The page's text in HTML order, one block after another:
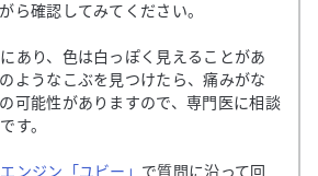
ら確認してみてください。
あり、色は白っぽく見えることがあ
ようなこぶを見つけたら、痛みがな
可能性がありますので、専門医に相談
す。
ンジン「ユビー」 で質問に沿って回